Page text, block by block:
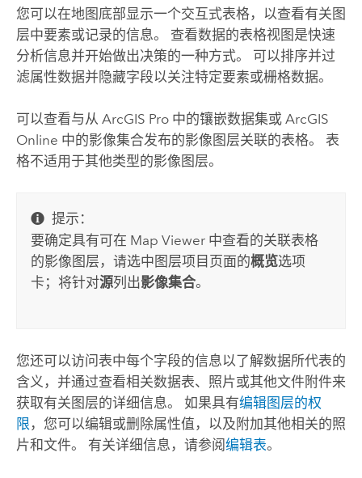
您可以在地图底部显示一个交互式表格，以查看有关图
层中要素或记录的信息。 查看数据的表格视图是快速
分析信息并开始做出决策的一种方式。 可以排序并过
滤属性数据并隐藏字段以关注特定要素或栅格数据。
可以查看与从 ArcGIS Pro中的镶嵌数据集或 ArcGIS
Online 中的影像集合发布的影像图层关联的表格。 表
格不适用于其他类型的影像图层。
提示：
要确定具有可在 Map Viewer 中查看的关联表格
的影像图层，请选中图层项目页面的概览选项
卡；将针对源列出影像集合。
您还可以访问表中每个字段的信息以了解数据所代表的
含义，并通过查看相关数据表、照片或其他文件附件来
获取有关图层的详细信息。 如果具有编辑图层的权
限 ，您可以编辑或删除属性值，以及附加其他相关的照
片和文件。 有关详细信息，请参阅编辑表。